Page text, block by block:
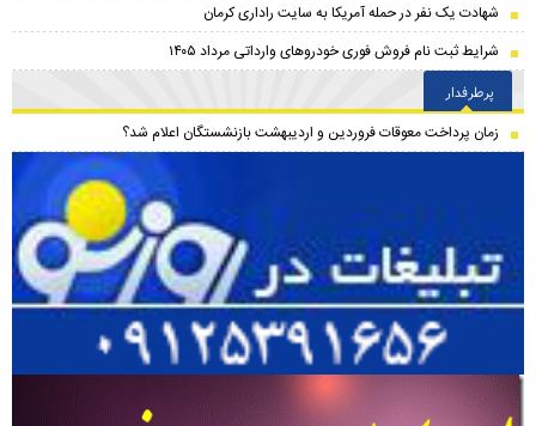
شهادت یک نفر در حمله آمریکا به سایت راداری کرمان
شرایط ثبت نام فروش فوری خودرو‌های وارداتی مرداد ۱۴۰۵
پرطرفدار
زمان پرداخت معوقات فروردین و اردیبهشت بازنشستگان اعلام شد؟